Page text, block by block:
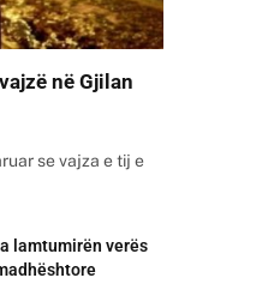
në Gjilan
se vajza e tij e
lamtumirën verës